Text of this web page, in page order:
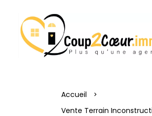
Accueil
Vente Terrain